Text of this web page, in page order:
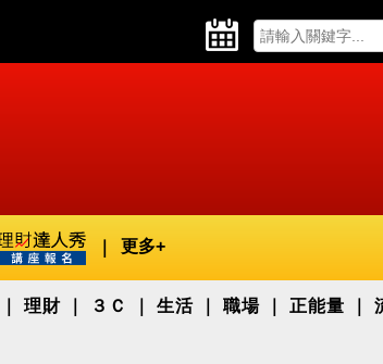
更多+
理財 ３Ｃ 生活 職場 正能量